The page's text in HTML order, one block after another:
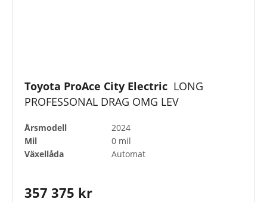
Toyota ProAce City Electric LONG
PROFESSONAL DRAG OMG LEV
Årsmodell
2024
Mil
0 mil
Växellåda
Automat
357 375 kr